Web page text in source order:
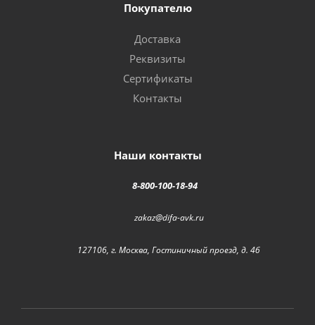
Покупателю
Доставка
Реквизиты
Сертификаты
Контакты
Наши контакты
8-800-100-18-94
zakaz@difa-avk.ru
127106, г. Москва, Гостиничный проезд, д. 4б